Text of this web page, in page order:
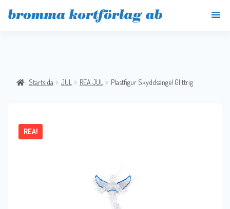
Startsida JUL REA JUL Plastfigur Skyddsängel Glittrig
REA!